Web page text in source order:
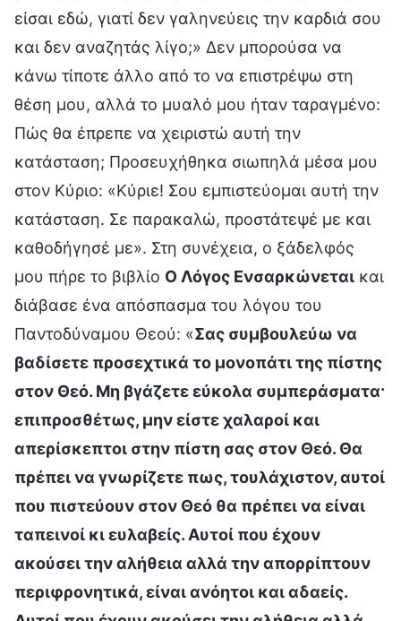
είσαι εδώ, γιατί δεν γαληνεύεις την καρδιά σου
και δεν αναζητάς λίγο;» Δεν μπορούσα να
κάνω τίποτε άλλο από το να επιστρέψω στη
θέση μου, αλλά το μυαλό μου ήταν ταραγμένο:
Πώς θα έπρεπε να χειριστώ αυτή την
κατάσταση; Προσευχήθηκα σιωπηλά μέσα μου
στον Κύριο: «Κύριε! Σου εμπιστεύομαι αυτή την
κατάσταση. Σε παρακαλώ, προστάτεψέ με και
καθοδήγησέ με». Στη συνέχεια, ο ξάδελφός
μου πήρε το βιβλίο Ο Λόγος Ενσαρκώνεται και
διάβασε ένα απόσπασμα του λόγου του
Παντοδύναμου Θεού: «Σας συμβουλεύω να
βαδίσετε προσεχτικά το μονοπάτι της πίστης
στον Θεό. Μη βγάζετε εύκολα συμπεράσματα·
επιπροσθέτως, μην είστε χαλαροί και
απερίσκεπτοι στην πίστη σας στον Θεό. Θα
πρέπει να γνωρίζετε πως, τουλάχιστον, αυτοί
που πιστεύουν στον Θεό θα πρέπει να είναι
ταπεινοί κι ευλαβείς. Αυτοί που έχουν
ακούσει την αλήθεια αλλά την απορρίπτουν
περιφρονητικά, είναι ανόητοι και αδαείς.